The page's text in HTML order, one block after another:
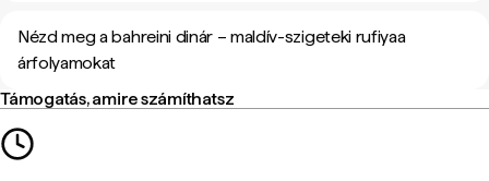
Nézd meg a bahreini dinár – maldív-szigeteki rufiyaa
árfolyamokat
Támogatás, amire számíthatsz